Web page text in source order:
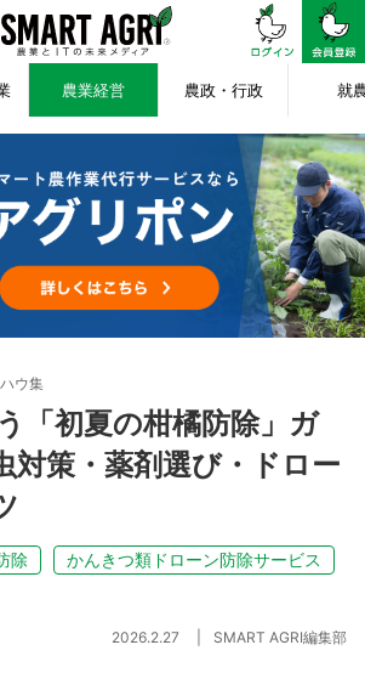
農業経営 農政・行政 就
ウ集
「初夏の柑橘防除」ガ
対策・薬剤選び・ドロー
除
かんきつ類ドローン防除サービス
2026.2.27 SMART AGRI編集部